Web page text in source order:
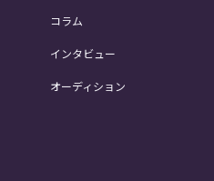
コラム
インタビュー
オーディション